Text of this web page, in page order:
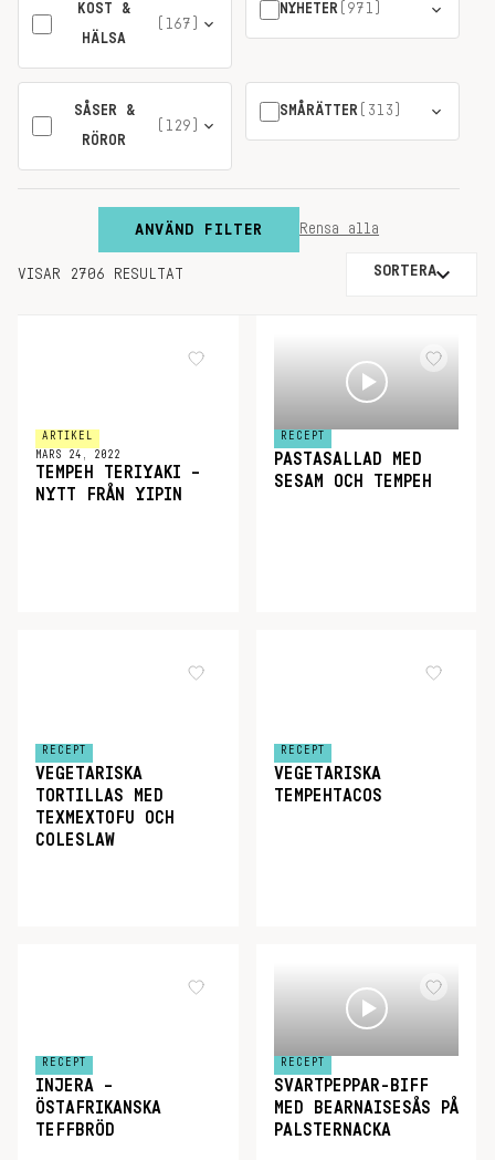
KOST &
HÄLSA
(167)
NYHETER (971)
SÅSER &
RÖROR
(129)
SMÅRÄTTER (313)
ANVÄND FILTER Rensa alla
VISAR 2706 RESULTAT SORTERA
ARTIKEL
MARS 24, 2022
TEMPEH TERIYAKI –
NYTT FRÅN YIPIN
RECEPT
PASTASALLAD MED
SESAM OCH TEMPEH
RECEPT
VEGETARISKA
TORTILLAS MED
TEXMEXTOFU OCH
COLESLAW
RECEPT
VEGETARISKA
TEMPEHTACOS
RECEPT
INJERA –
ÖSTAFRIKANSKA
TEFFBRÖD
RECEPT
SVARTPEPPAR-BIFF
MED BEARNAISESÅS PÅ
PALSTERNACKA